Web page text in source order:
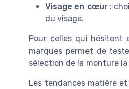
Visage en cœur:
du visage.
Pour celles qui hésitent
marques permet de
sélection de la monture
Les tendances matière